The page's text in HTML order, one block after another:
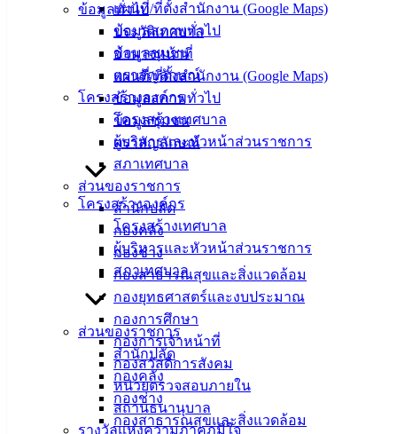
แผนที่/ที่ตั้งสำนักงาน (Google Maps)
ข้อมูลสภาพทั่วไป
ข้อมูลชุมชน
ตราสัญลักษณ์
โครงสร้างองค์กร
โครงสร้างเทศบาล
ผู้บริหารและหัวหน้าส่วนราชการ
สภาเทศบาล
ส่วนของราชการ
สำนักปลัด
กองคลัง
กองช่าง
กองสาธารณสุขและสิ่งแวดล้อม
กองยุทธศาสตร์และงบประมาณ
กองการศึกษา
กองการเจ้าหน้าที่
กองสวัสดิการสังคม
หน่วยตรวจสอบภายใน
สถานธนานุบาล
รางวัลแห่งความภาคภูมิใจ
ข้อมูลทั่วไป
ประวัติเทศบาล
อำนาจหน้าที่
แผนที่/ที่ตั้งสำนักงาน (Google Maps)
ข้อมูลสภาพทั่วไป
ข้อมูลชุมชน
ตราสัญลักษณ์
โครงสร้างองค์กร
โครงสร้างเทศบาล
ผู้บริหารและหัวหน้าส่วนราชการ
สภาเทศบาล
ส่วนของราชการ
สำนักปลัด
กองคลัง
กองช่าง
กองสาธารณสุขและสิ่งแวดล้อม
มีนาคม 25, 2024 มีนาคม 25, 2024
ประกาศผู้ชนะ
ซ่อมรถ JCB ทะเบียน ตค-4532 ดาวน์โหลด
อ่างศิลา 90/338
อ.เมือง จ.ชลบุรี